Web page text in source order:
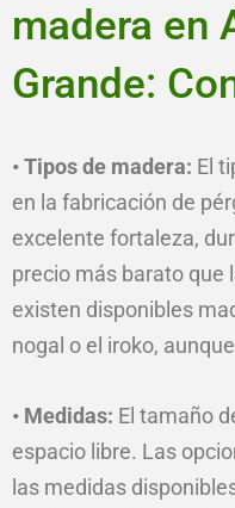
madera en
Grande:
• Tipos de madera: El
en la fabricación de
excelente fortaleza,
precio más barato que
existen disponibles
nogal o el iroko,
• Medidas: El tamaño
espacio libre. Las
las medidas